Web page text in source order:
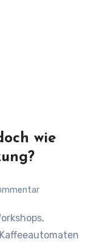
wie